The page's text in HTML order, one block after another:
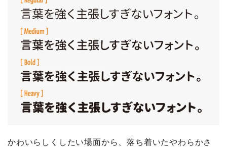
かわいらしくしたい場面から、落ち着いたやわらかさ